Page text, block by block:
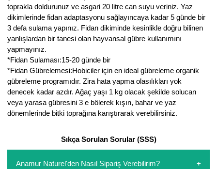
toprakla doldurunuz ve asgari 20 litre can suyu veriniz. Yaz
dikimlerinde fidan adaptasyonu sağlayıncaya kadar 5 günde bir
3 defa sulama yapınız. Fidan dikiminde kesinlikle doğru bilinen
yanlışlardan bir tanesi olan hayvansal gübre kullanımını
yapmayınız.
*Fidan Sulaması:15-20 günde bir
*Fidan Gübrelemesi:Hobiciler için en ideal gübreleme organik
gübreleme programıdır. Zira hata yapma olasılıkları yok
denecek kadar azdır. Ağaç yaşı 1 kg olacak şekilde solucan
veya yarasa gübresini 3 e bölerek kışın, bahar ve yaz
dönemlerinde bitki toprağına karıştırarak verebilirsiniz.
Sıkça Sorulan Sorular (SSS)
Anamur Naturel'den Nasıl Sipariş Verebilirim?